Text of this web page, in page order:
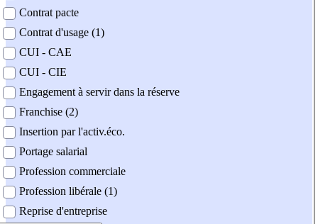
Contrat pacte
Contrat d'usage (1)
CUI - CAE
CUI - CIE
Engagement à servir dans la réserve
Franchise (2)
Insertion par l'activ.éco.
Portage salarial
Profession commerciale
Profession libérale (1)
Reprise d'entreprise